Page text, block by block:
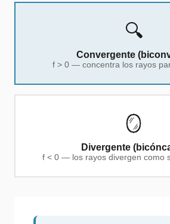
🔍
Convergente
f > 0 — concentra los rayos
🪞
Divergente
f < 0 — los rayos divergen como